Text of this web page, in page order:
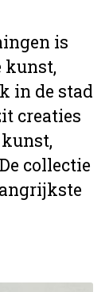
is
kunst,
in de stad
creaties
collectie